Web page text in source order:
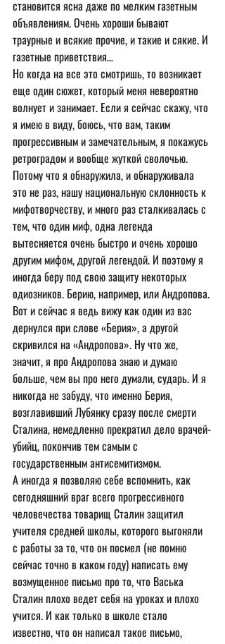
становится ясна даже по мелким газетным
объявлениям. Очень хороши бывают
траурные и всякие прочие, и такие и сякие. И
газетные приветствия…
Но когда на все это смотришь, то возникает
еще один сюжет, который меня невероятно
волнует и занимает. Если я сейчас скажу, что
я имею в виду, боюсь, что вам, таким
прогрессивным и замечательным, я покажусь
ретроградом и вообще жуткой сволочью.
Потому что я обнаружила, и обнаруживала
это не раз, нашу национальную склонность к
мифотворчеству, и много раз сталкивалась с
тем, что один миф, одна легенда
вытесняется очень быстро и очень хорошо
другим мифом, другой легендой. И поэтому я
иногда беру под свою защиту некоторых
одиозников. Берию, например, или Андропова.
Вот и сейчас я ведь вижу как один из вас
дернулся при слове «Берия», а другой
скривился на «Андропова». Ну что же,
значит, я про Андропова знаю и думаю
больше, чем вы про него думали, сударь. И я
никогда не забуду, что именно Берия,
возглавивший Лубянку сразу после смерти
Сталина, немедленно прекратил дело врачей-
убийц, покончив тем самым с
государственным антисемитизмом.
А иногда я позволяю себе вспомнить, как
сегодняшний враг всего прогрессивного
человечества товарищ Сталин защитил
учителя средней школы, которого выгоняли
с работы за то, что он посмел (не помню
сейчас точно в каком году) написать ему
возмущенное письмо про то, что Васька
Сталин плохо ведет себя на уроках и плохо
учится. И как только в школе стало
известно, что он написал такое письмо,